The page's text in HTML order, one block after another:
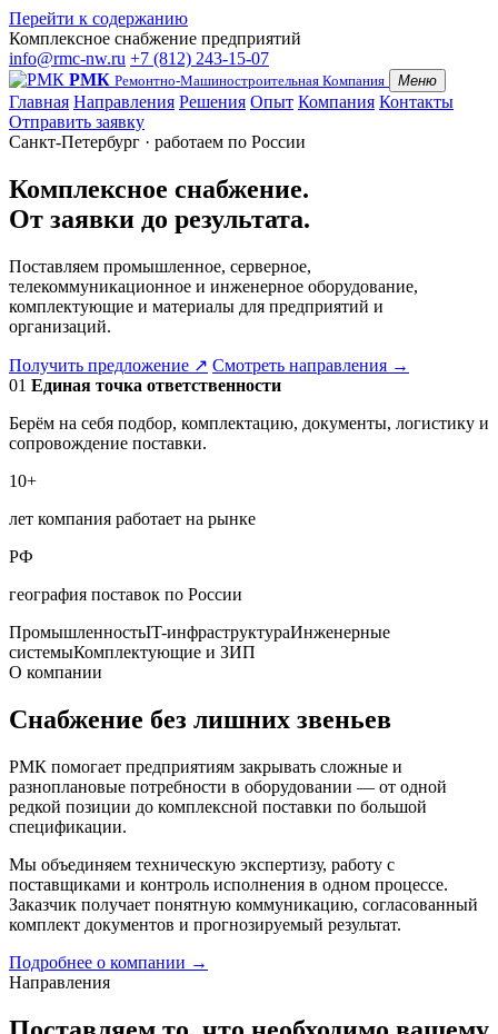
Перейти к содержанию
Комплексное снабжение предприятий
info@rmc-nw.ru +7 (812) 243-15-07
РМК Ремонтно-Машиностроительная Компания Меню
Главная Направления Решения Опыт Компания Контакты
Отправить заявку
Санкт-Петербург · работаем по России
Комплексное снабжение.
От заявки до результата.
Поставляем промышленное, серверное,
телекоммуникационное и инженерное оборудование,
комплектующие и материалы для предприятий и
организаций.
Получить предложение ↗ Смотреть направления →
01 Единая точка ответственности
Берём на себя подбор, комплектацию, документы, логистику и
сопровождение поставки.
10+
лет компания работает на рынке
РФ
география поставок по России
ПромышленностьIT-инфраструктураИнженерные
системыКомплектующие и ЗИП
О компании
Снабжение без лишних звеньев
РМК помогает предприятиям закрывать сложные и
разноплановые потребности в оборудовании — от одной
редкой позиции до комплексной поставки по большой
спецификации.
Мы объединяем техническую экспертизу, работу с
поставщиками и контроль исполнения в одном процессе.
Заказчик получает понятную коммуникацию, согласованный
комплект документов и прогнозируемый результат.
Подробнее о компании →
Направления